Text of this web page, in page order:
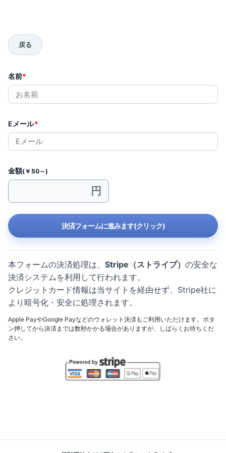
名前*
Eメール*
金額(￥50～)
決済フォームに進みます(クリック)
本フォームの決済処理は、 Stripe（ストライプ） の安全な
決済システムを利用して行われます。
クレジットカード情報は当サイトを経由せず、Stripe社に
より暗号化・安全に処理されます。
Apple PayやGoogle Payなどのウォレット決済もご利用いただけます。ボタ
ン押してから決済までは数秒かかる場合がありますが、しばらくお待ちくだ
さい。